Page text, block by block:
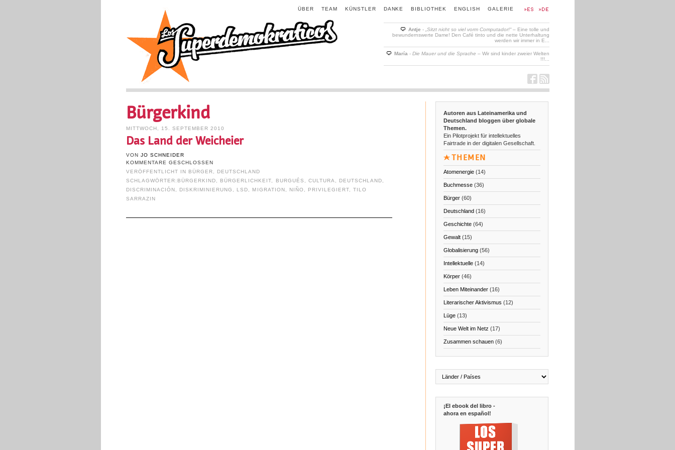
GALERIE
ENGLISH
BIBLIOTHEK
DANKE
KÜNSTLER
TEAM
ÜBER
Antje - „Sitzt nicht so viel vorm Computador!“– Eine tolle und
bewundernswerte Dame! Den Café tinto und die nette Unterhaltung
werden wir immer in E...
María - Die Mauer und die Sprache – Wir sind kinder zweier Welten
!!!...
Bürgerkind
MITTWOCH, 15. SEPTEMBER 2010
Das Land der Weicheier
VON JO SCHNEIDER
KOMMENTARE GESCHLOSSEN
VERÖFFENTLICHT IN BÜRGER
DEUTSCHLAND
SCHLAGWÖRTER: BÜRGERKIND BÜRGERLICHKEIT BURGUÉS CULTURA DEUTSCHLAND
DISCRIMINACIÓN
DISKRIMINIERUNG LSD MIGRATION NIÑO PRIVILEGIERT ,TILO
SARRAZIN
Autoren aus Lateinamerika und
Deutschland bloggen über globale
Themen.
Ein Pilotprojekt für intellektuelles
Fairtrade in der digitalen Gesellschaft.
THEMEN
Atomenergie(14)
Buchmesse(36)
Bürger(60)
Deutschland(16)
Geschichte(64)
Gewalt(15)
Globalisierung(56)
Intellektuelle(14)
Körper(46)
Leben Miteinander(16)
Literarischer Aktivismus (12)
Lüge(13)
Neue Welt im Netz (17)
Zusammen schauen(6)
¡El ebook del libro -
ahora en español!